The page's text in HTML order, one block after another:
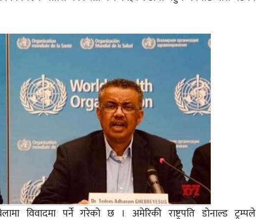
विवादमा पर्ने गरेको छ । अमेरिकी राष्ट्रपति डोनाल्ड ट्रम्पले